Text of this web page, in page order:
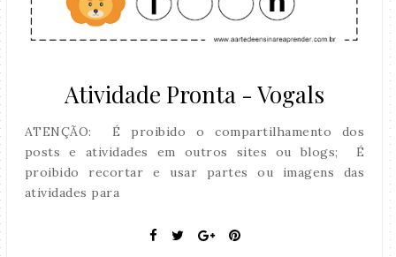
Atividade Pronta - Vogals
ATENÇÃO: É proibido o compartilhamento dos
posts e atividades em outros sites ou blogs; É
proibido recortar e usar partes ou imagens das
atividades para